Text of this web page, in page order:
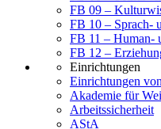
FB 09 –
FB 10 – Sprach-
FB 11 – Human-
FB 12 –
Einrichtungen
Einrichtungen
Akademie für
Arbeitssicherheit
AStA